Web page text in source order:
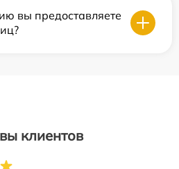
вы предоставляете
клиентов